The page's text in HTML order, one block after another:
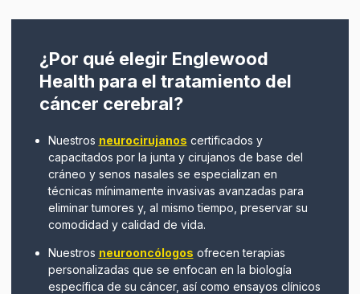
¿Por qué elegir Englewood
Health para el tratamiento del
cáncer cerebral?
Nuestros neurocirujanos certificados y
capacitados por la junta y cirujanos de base del
cráneo y senos nasales se especializan en
técnicas mínimamente invasivas avanzadas para
eliminar tumores y, al mismo tiempo, preservar su
comodidad y calidad de vida.
Nuestros neurooncólogos ofrecen terapias
personalizadas que se enfocan en la biología
específica de su cáncer, así como ensayos clínicos